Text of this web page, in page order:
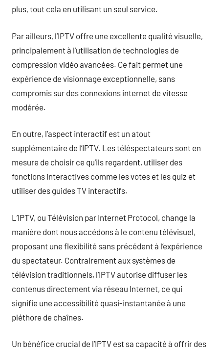
plus, tout cela en utilisant un seul service.
Par ailleurs, l’IPTV offre une excellente qualité visuelle,
principalement à l’utilisation de technologies de
compression vidéo avancées. Ce fait permet une
expérience de visionnage exceptionnelle, sans
compromis sur des connexions internet de vitesse
modérée.
En outre, l’aspect interactif est un atout
supplémentaire de l’IPTV. Les téléspectateurs sont en
mesure de choisir ce qu’ils regardent, utiliser des
fonctions interactives comme les votes et les quiz et
utiliser des guides TV interactifs.
L’IPTV, ou Télévision par Internet Protocol, change la
manière dont nous accédons à le contenu télévisuel,
proposant une flexibilité sans précédent à l’expérience
du spectateur. Contrairement aux systèmes de
télévision traditionnels, l’IPTV autorise diffuser les
contenus directement via réseau Internet, ce qui
signifie une accessibilité quasi-instantanée à une
pléthore de chaînes.
Un bénéfice crucial de l’IPTV est sa capacité à offrir des